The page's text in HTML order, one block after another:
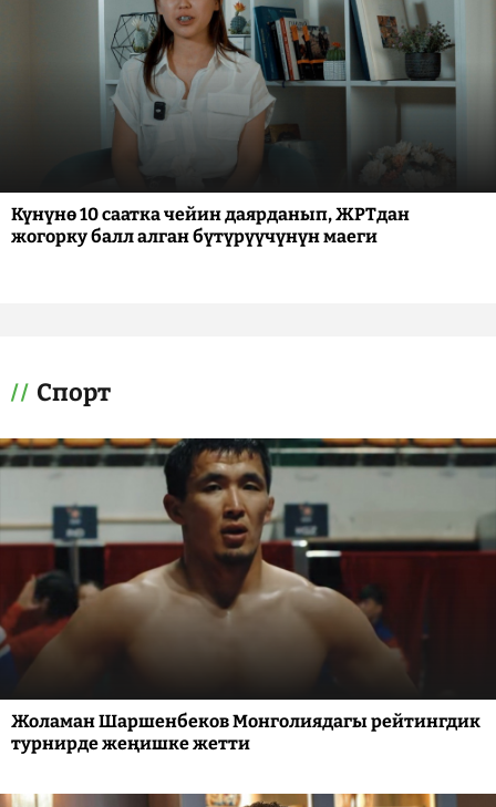
Күнүнө 10 саатка чейин даярданып, ЖРТдан
жогорку балл алган бүтүрүүчүнүн маеги
Спорт
Жоламан Шаршенбеков Монголиядагы рейтингдик
турнирде жеңишке жетти